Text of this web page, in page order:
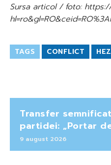
Sursa articol / foto:
TAGS CONFLICT
Transfer
partidei: „Portar
9 august 2026